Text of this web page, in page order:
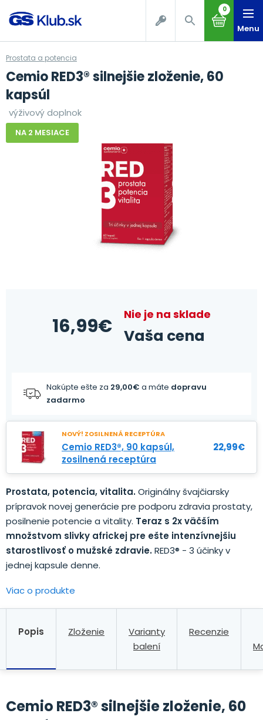
0
Menu
Prostata a potencia
Cemio RED3® silnejšie zloženie, 60
kapsúl
výživový doplnok
NA 2 MESIACE
16,99€ Nie je na sklade
Vaša cena
Nakúpte ešte za 29,00€ a máte dopravu
zadarmo
NOVÝ! ZOSILNENÁ RECEPTÚRA
Cemio RED3®, 90 kapsúl,
zosilnená receptúra
22,99€
Prostata, potencia, vitalita.Originálny švajčiarsky
prípravoknovejgenerácie pre podporu zdravia prostaty,
posilnenie potencie a vitality. Teraz s 2xväčším
množstvom slivky africkej pre ešte intenzívnejšiu
starostlivosť o mužské zdravie.RED3® - 3 účinkyv
jednej kapsule denne.
Viac o produkte
Popis Zloženie
Varianty
balení
Recenzie
Cemio RED3® silnejšie zloženie, 60